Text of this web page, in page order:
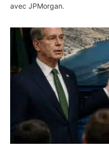
avec JPMorgan.
Pétrole : le Brent passe